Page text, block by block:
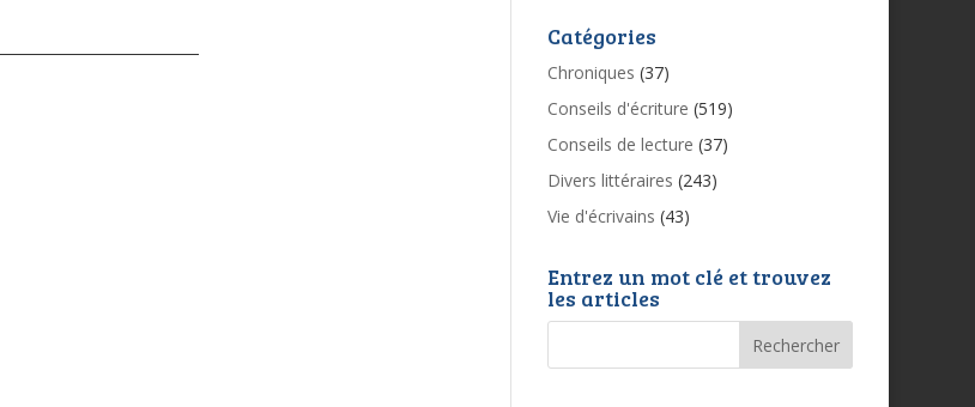
Catégories
Chroniques (37)
Conseils d'écriture (519)
Conseils de lecture (37)
Divers littéraires (243)
Vie d'écrivains (43)
Entrez un mot clé et trouvez
les articles